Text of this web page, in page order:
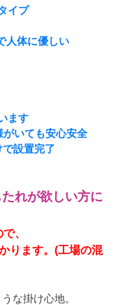
イプ
人体に優しい
ます
いても安心安全
設置完了
れが欲しい方に
、
ります。(工場の混
な掛け心地。